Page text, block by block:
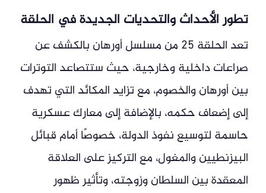
تطور الأحداث والتحديات الجديدة في الحلقة
تعد الحلقة 25 من مسلسل أورهان بالكشف عن
صراعات داخلية وخارجية، حيث ستتصاعد التوترات
بين أورهان والخصوم، مع تزايد المكائد التي تهدف
إلى إضعاف حكمه، بالإضافة إلى معارك عسكرية
حاسمة لتوسيع نفوذ الدولة، خصوصًا أمام قبائل
البيزنطيين والمغول، مع التركيز على العلاقة
المعقدة بين السلطان وزوجته، وتأثير ظهور